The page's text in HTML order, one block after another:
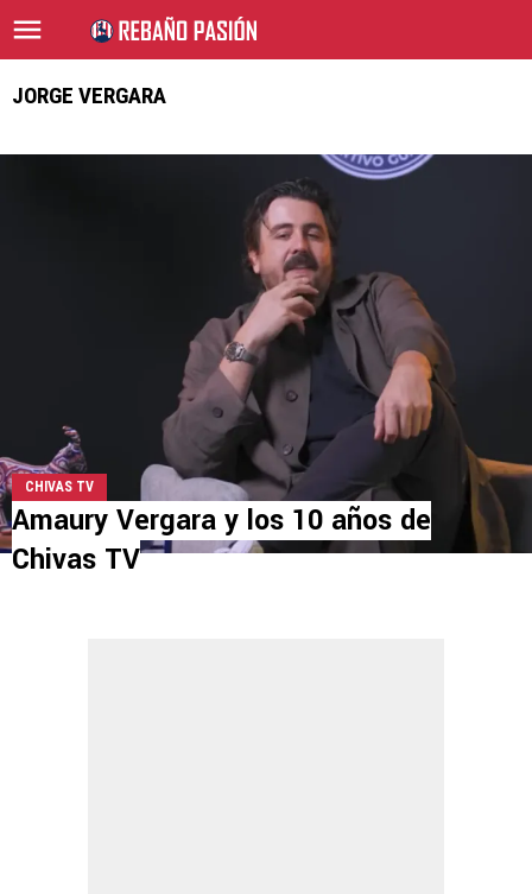
JORGE VERGARA
CHIVAS TV
Amaury Vergara y los 10 años de
Chivas TV